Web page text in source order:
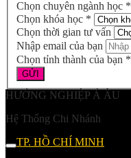
Chọn chuyên ngành học *
Chọn khóa học *
Chọn thời gian tư vấn
Nhập email của bạn
Chọn tỉnh thành của bạn *
HƯỚNG NGHIỆP Á ÂU
Hệ Thống Chi Nhánh
TP. HỒ CHÍ MINH